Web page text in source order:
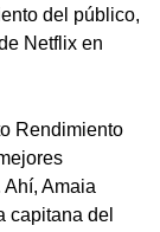
del público,
Netflix en
Rendimiento
Amaia
capitana del